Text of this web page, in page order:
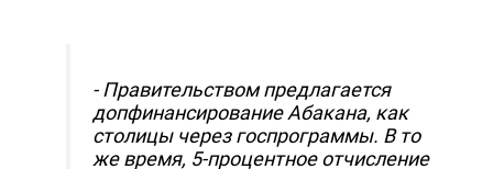
- Правительством предлагается
допфинансирование Абакана, как
столицы через госпрограммы. В то
же время, 5-процентное отчисление